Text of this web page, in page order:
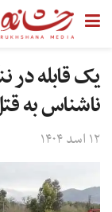
یک قابله در
ناشناس به
۱۲ اسد ۱۴۰۴